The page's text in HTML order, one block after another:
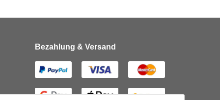
Bezahlung & Versand